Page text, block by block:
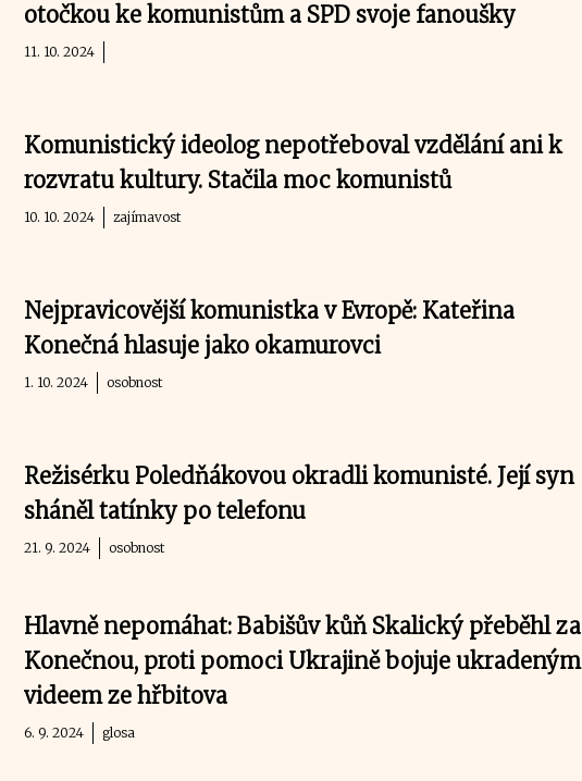
otočkou ke komunistům a SPD svoje fanoušky
11. 10. 2024
Komunistický ideolog nepotřeboval vzdělání ani k
rozvratu kultury. Stačila moc komunistů
10. 10. 2024 zajímavost
Nejpravicovější komunistka v Evropě: Kateřina
Konečná hlasuje jako okamurovci
1. 10. 2024 osobnost
Režisérku Poledňákovou okradli komunisté. Její syn
sháněl tatínky po telefonu
21. 9. 2024 osobnost
Hlavně nepomáhat: Babišův kůň Skalický přeběhl za
Konečnou, proti pomoci Ukrajině bojuje ukradeným
videem ze hřbitova
6. 9. 2024 glosa